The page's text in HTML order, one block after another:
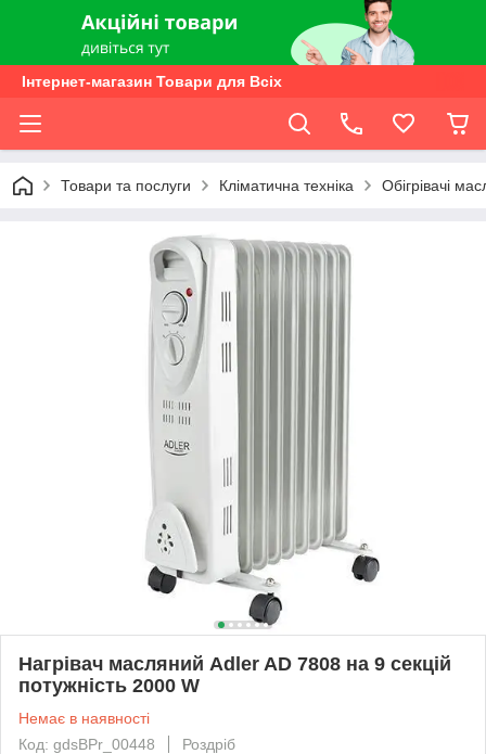
Інтернет-магазин Товари для Всіх
Товари та послуги Кліматична техніка Обігрівачі
Нагрівач масляний Adler AD 7808 на 9 секцій
потужність 2000 W
Немає в наявності
Код: gdsBPr_00448
Роздріб